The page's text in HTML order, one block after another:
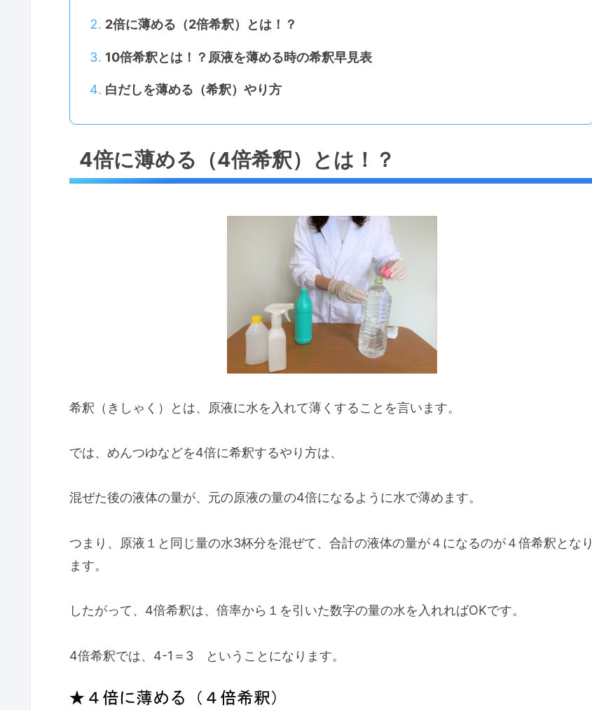
2倍に薄める（2倍希釈）とは！？
10倍希釈とは！？原液を薄める時の希釈早見表
白だしを薄める（希釈）やり方
4倍に薄める（4倍希釈）とは！？
希釈（きしゃく）とは、原液に水を入れて薄くすることを言います。
では、めんつゆなどを4倍に希釈するやり方は、
混ぜた後の液体の量が、元の原液の量の4倍になるように水で薄めます。
つまり、 原液１と同じ量の水3杯分を混ぜて、合計の液体の量が４になるのが４倍希釈となり
ます。
したがって、4倍希釈は、倍率から１を引いた数字の量の水を入れればOKです。
4倍希釈では、4-1＝3 ということになります。